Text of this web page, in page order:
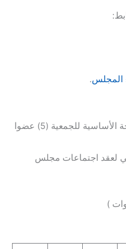
المجلس.
للجمعية (5) عضوا
لعقد اجتماعات مجلس